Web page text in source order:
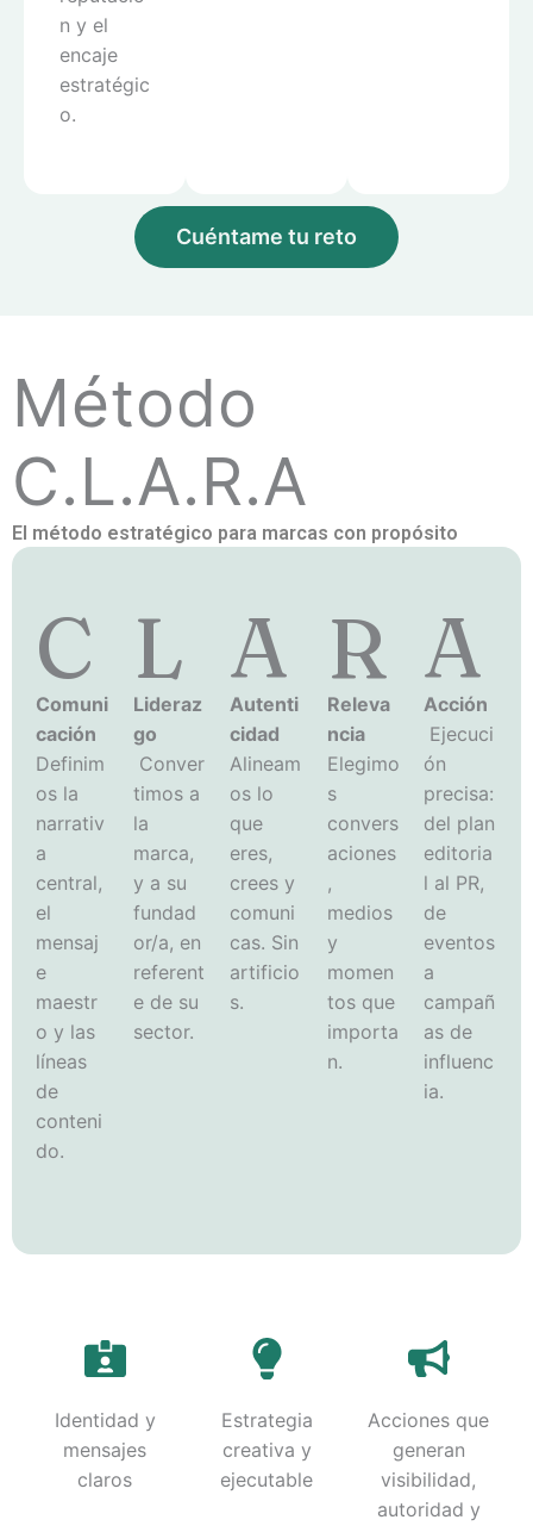
n y el
encaje
estratégic
o.
Cuéntame tu reto
Método
C.L.A.R.A
El método estratégico para marcas con propósito
C
Comuni
cación
Definim
os la
narrativ
a
central,
el
mensaj
e
maestr
o y las
líneas
de
conteni
do.
L
Lideraz
go
Conver
timos a
la
marca,
y a su
fundad
or/a, en
referent
e de su
sector.
A
Autenti
cidad
Alineam
os lo
que
eres,
crees y
comuni
cas. Sin
artificio
s.
R
Releva
ncia
Elegimo
s
convers
aciones
,
medios
y
momen
tos que
importa
n.
A
Acción
Ejecuci
ón
precisa:
del plan
editoria
l al PR,
de
eventos
a
campañ
as de
influenc
ia.
Identidad y
mensajes
claros
Estrategia
creativa y
ejecutable
Acciones que
generan
visibilidad,
autoridad y